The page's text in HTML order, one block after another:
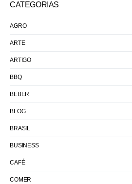
CATEGORIAS
AGRO
ARTE
ARTIGO
BBQ
BEBER
BLOG
BRASIL
BUSINESS
CAFÉ
COMER